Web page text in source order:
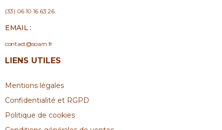
(33) 06 10 16 63 26
EMAIL :
contact@soarn.fr
LIENS UTILES
Mentions légales
Confidentialité et RGPD
Politique de cookies